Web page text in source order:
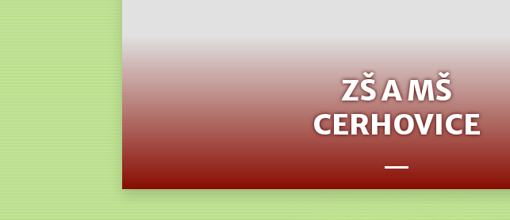
ZŠ A MŠ
CERHOVICE